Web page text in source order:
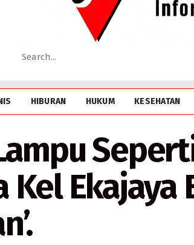
HIBURAN HUKUM KESEHATAN
Kel Ekajaya